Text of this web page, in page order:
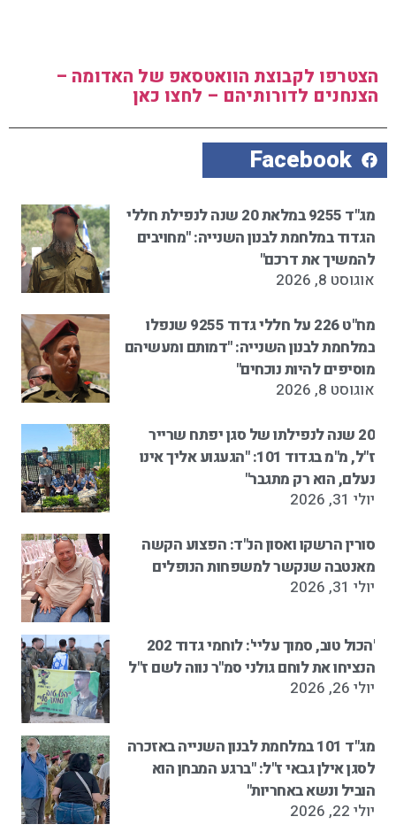
הצטרפו לקבוצת הוואטסאפ של האדומה –
הצנחנים לדורותיהם – לחצו כאן
Facebook
מג"ד 9255 במלאת 20 שנה לנפילת חללי
הגדוד במלחמת לבנון השנייה: "מחויבים
להמשיך את דרכם"
אוגוסט 8, 2026
מח"ט 226 על חללי גדוד 9255 שנפלו
במלחמת לבנון השנייה: "דמותם ומעשיהם
מוסיפים להיות נוכחים"
אוגוסט 8, 2026
20 שנה לנפילתו של סגן יפתח שרייר
ז"ל, מ"מ בגדוד 101: "הגעגוע אליך אינו
נעלם, הוא רק מתגבר"
יולי 31, 2026
סורין הרשקו ואסון הנ"ד: הפצוע הקשה
מאנטבה שנקשר למשפחות הנופלים
יולי 31, 2026
'הכול טוב, סמוך עליי': לוחמי גדוד 202
הנציחו את לוחם גולני סמ"ר נווה לשם ז"ל
יולי 26, 2026
מג"ד 101 במלחמת לבנון השנייה באזכרה
לסגן אילן גבאי ז"ל: "ברגע המבחן הוא
הוביל ונשא באחריות"
יולי 22, 2026